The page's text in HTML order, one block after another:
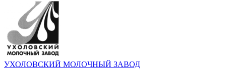
УХОЛОВСКИЙ МОЛОЧНЫЙ ЗАВОД